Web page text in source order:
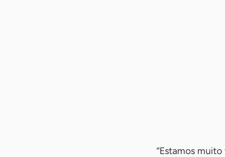
“Estamos